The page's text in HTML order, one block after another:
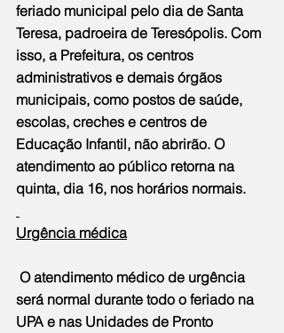
feriado municipal pelo dia de Santa
Teresa, padroeira de Teresópolis. Com
isso, a Prefeitura, os centros
administrativos e demais órgãos
municipais, como postos de saúde,
escolas, creches e centros de
Educação Infantil, não abrirão. O
atendimento ao público retorna na
quinta, dia 16, nos horários normais.
Urgência médica
O atendimento médico de urgência
será normal durante todo o feriado na
UPA e nas Unidades de Pronto